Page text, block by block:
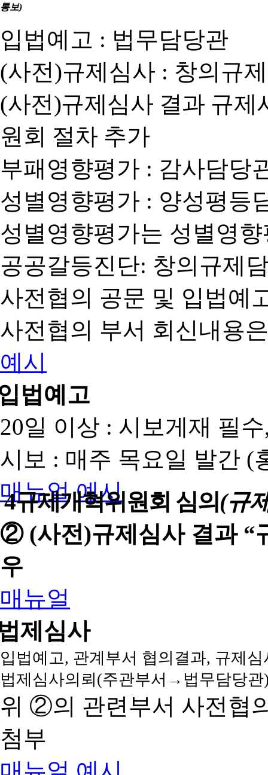
통보)
입법예고 : 법무담당관
(사전)규제심사 : 창의규
(사전)규제심사 결과 규
원회 절차 추가
부패영향평가 : 감사담당
성별영향평가 : 양성평등
성별영향평가는 성별영
공공갈등진단: 창의규제
사전협의 공문 및 입법예
사전협의 부서 회신내용
예시
법예고
20일 이상 : 시보게재 필
시보 : 매주 목요일 발간 (
매뉴얼 예시
4규제개혁위원회 심의(규
② (사전)규제심사 결과 “
우
매뉴얼
제심사
입법예고, 관계부서 협의결과, 규제
법제심사의뢰(주관부서→법무담당
위 ②의 관련부서 사전협
첨부